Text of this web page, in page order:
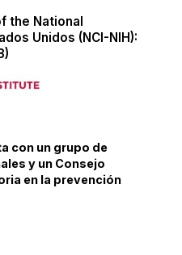
the National
Unidos (NCI-NIH):
con un grupo de
y un Consejo
en la prevención